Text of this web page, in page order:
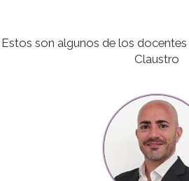
Estos son algunos de los
Claustro